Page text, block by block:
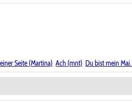
Seite (Martina) Ach (mnt) Du bist mein